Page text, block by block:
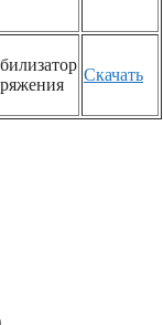
Скачать